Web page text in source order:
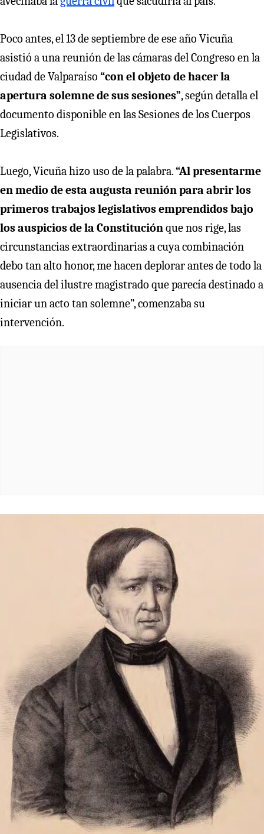
Poco antes, el 13 de septiembre de ese año Vicuña
asistió a una reunión de las cámaras del Congreso en la
ciudad de Valparaíso “con el objeto de hacer la
apertura solemne de sus sesiones”, según detalla el
documento disponible en las Sesiones de los Cuerpos
Legislativos.
Luego, Vicuña hizo uso de la palabra.“Al presentarme
en medio de esta augusta reunión para abrir los
primeros trabajos legislativos emprendidos bajo
los auspicios de la Constituciónque nos rige, las
circunstancias extraordinarias a cuya combinación
debo tan alto honor, me hacen deplorar antes de todo la
ausencia del ilustre magistrado que parecía destinado a
iniciar un acto tan solemne”, comenzaba su
intervención.